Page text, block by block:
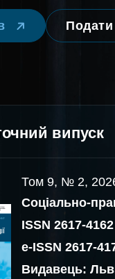
випуск
Том 9, № 2,
Соціально-
ISSN 2617-4162
e-ISSN 2617-
Видавець: